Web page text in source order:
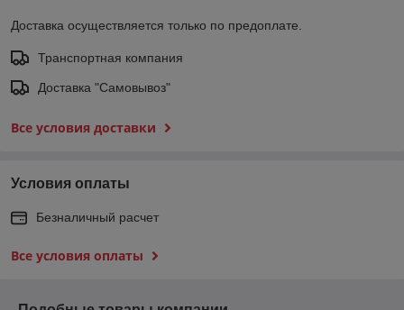
Доставка осуществляется только по предоплате.
Транспортная компания
Доставка "Самовывоз"
Все условия доставки
Условия оплаты
Безналичный расчет
Все условия оплаты